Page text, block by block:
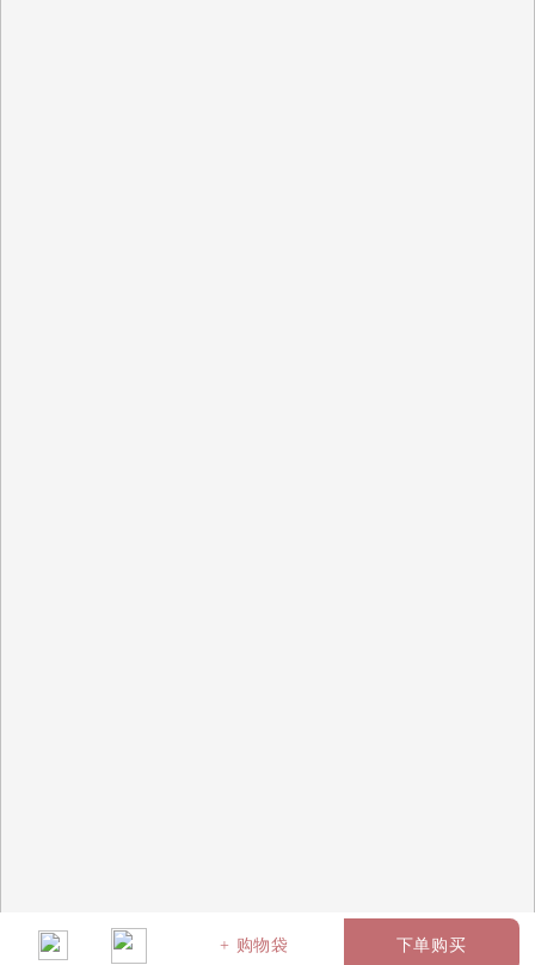
+ 购物袋 下单购买